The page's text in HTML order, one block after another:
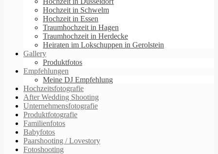
Hochzeit in Schwelm
Hochzeit in Essen
Traumhochzeit in Hagen
Traumhochzeit in Herdecke
Heiraten im Lokschuppen in Gerolstein
Gallery
Produktfotos
Empfehlungen
Meine DJ Empfehlung
Hochzeitsfotografie
After Wedding Shooting
Unternehmensfotografie
Produktfotografie
Familienfotos
Babyfotos
Paarshooting / Lovestory
Fotoshooting